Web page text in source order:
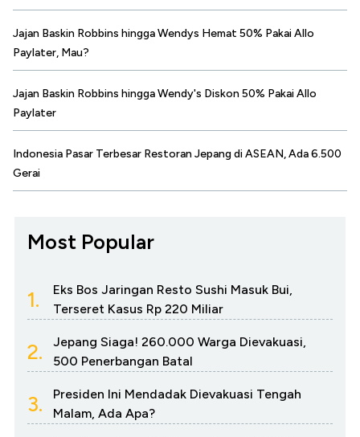
Jajan Baskin Robbins hingga Wendys Hemat 50% Pakai Allo
Paylater, Mau?
Jajan Baskin Robbins hingga Wendy's Diskon 50% Pakai Allo
Paylater
Indonesia Pasar Terbesar Restoran Jepang di ASEAN, Ada 6.500
Gerai
Most Popular
1.
Eks Bos Jaringan Resto Sushi Masuk Bui,
Terseret Kasus Rp 220 Miliar
2.
Jepang Siaga! 260.000 Warga Dievakuasi,
500 Penerbangan Batal
3.
Presiden Ini Mendadak Dievakuasi Tengah
Malam, Ada Apa?